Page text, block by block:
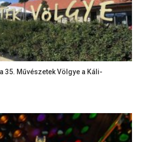
35. Művészetek Völgye a Káli-